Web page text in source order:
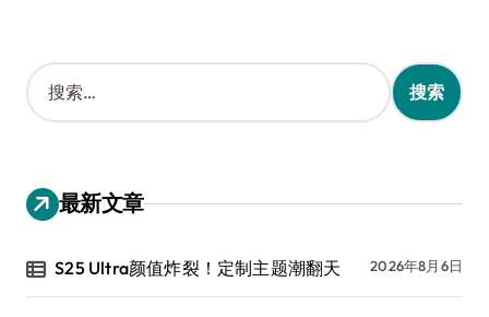
搜
索
：
最新文章
S25 Ultra颜值炸裂！定制主题潮翻天 2026年8月6日